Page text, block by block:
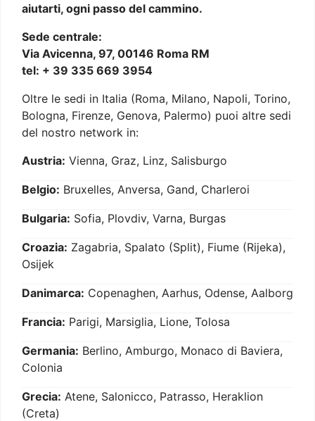
aiutarti, ogni passo del cammino.
Sede centrale:
Via Avicenna, 97, 00146 Roma RM
tel: + 39 335 669 3954
Oltre le sedi in Italia (Roma, Milano, Napoli, Torino,
Bologna, Firenze, Genova, Palermo) puoi altre sedi
del nostro network in:
Austria: Vienna, Graz, Linz, Salisburgo
Belgio: Bruxelles, Anversa, Gand, Charleroi
Bulgaria: Sofia, Plovdiv, Varna, Burgas
Croazia: Zagabria, Spalato (Split), Fiume (Rijeka),
Osijek
Danimarca: Copenaghen, Aarhus, Odense, Aalborg
Francia: Parigi, Marsiglia, Lione, Tolosa
Germania: Berlino, Amburgo, Monaco di Baviera,
Colonia
Grecia: Atene, Salonicco, Patrasso, Heraklion
(Creta)